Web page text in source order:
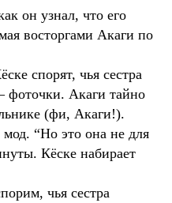
он узнал, что его
восторгами Акаги по
спорят, чья сестра
фоточки. Акаги тайно
(фи, Акаги!).
“Но это она не для
Кёске набирает
чья сестра